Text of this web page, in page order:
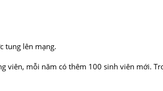
tung lên mạng.
viên, mỗi năm có thêm 100 sinh viên mới.